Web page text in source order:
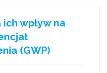
wpływ na
(GWP)